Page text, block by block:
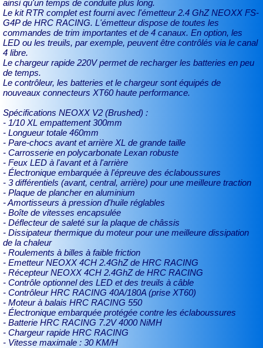
ainsi qu'un temps de conduite plus long.
Le kit RTR complet est fourni avec l'émetteur 2.4 GhZ NEOXX FS-
G4P de HRC RACING. L'émetteur dispose de toutes les
commandes de trim importantes et de 4 canaux. En option, les
LED ou les treuils, par exemple, peuvent être contrôlés via le canal
4 libre.
Le chargeur rapide 220V permet de recharger les batteries en peu
de temps.
Le contrôleur, les batteries et le chargeur sont équipés de
nouveaux connecteurs XT60 haute performance.
Spécifications NEOXX V2 (Brushed) :
- 1/10 XL empattement 300mm
- Longueur totale 460mm
- Pare-chocs avant et arrière XL de grande taille
- Carrosserie en polycarbonate Lexan robuste
- Feux LED à l'avant et à l'arrière
- Électronique embarquée à l'épreuve des éclaboussures
- 3 différentiels (avant, central, arrière) pour une meilleure traction
- Plaque de plancher en aluminium
- Amortisseurs à pression d'huile réglables
- Boîte de vitesses encapsulée
- Déflecteur de saleté sur la plaque de châssis
- Dissipateur thermique du moteur pour une meilleure dissipation
de la chaleur
- Roulements à billes à faible friction
- Emetteur NEOXX 4CH 2.4GhZ de HRC RACING
- Récepteur NEOXX 4CH 2.4GhZ de HRC RACING
- Contrôle optionnel des LED et des treuils à câble
- Contrôleur HRC RACING 40A/180A (prise XT60)
- Moteur à balais HRC RACING 550
- Électronique embarquée protégée contre les éclaboussures
- Batterie HRC RACING 7.2V 4000 NiMH
- Chargeur rapide HRC RACING
- Vitesse maximale : 30 KM/H